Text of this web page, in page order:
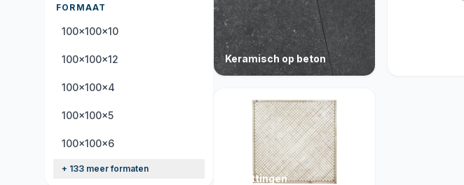
FORMAAT
100x100x10
100x100x12
100x100x4
100x100x5
100x100x6
+ 133 meer formaten
Keramisch op beton
Schuttingen